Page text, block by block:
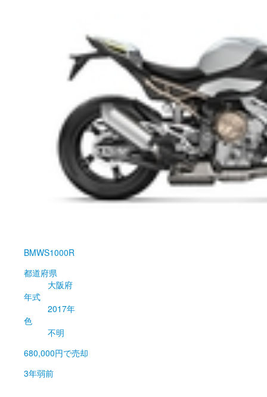
BMWS1000R
都道府県
大阪府
年式
2017年
色
不明
680,000円で売却
3年弱前